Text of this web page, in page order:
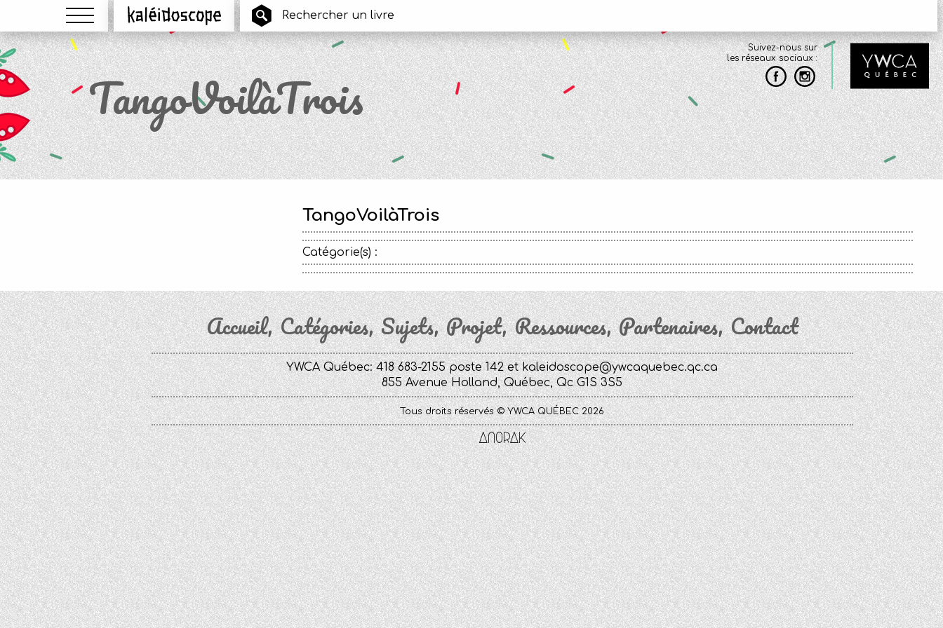
Menu Kaléidoscope
Suivez-nous sur
les réseaux sociaux :
TangoVoilàTrois
TangoVoilàTrois
Catégorie(s) :
Accueil Catégories Sujets Projet Ressources Partenaires Contact
YWCA Québec: 418 683-2155 poste 142 etkaleidoscope@ywcaquebec.qc.ca
855 Avenue Holland, Québec, Qc G1S 3S5
Tous droits réservés © YWCA QUÉBEC 2026
Anorak
Studio